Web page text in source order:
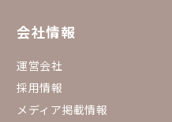
会社情報
運営会社
採用情報
メディア掲載情報